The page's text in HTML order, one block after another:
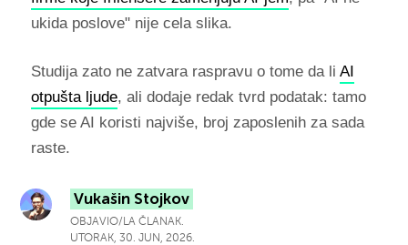
ukida poslove" nije cela slika.
Studija zato ne zatvara raspravu o tome da li AI
otpušta ljude, ali dodaje redak tvrd podatak: tamo
gde se AI koristi najviše, broj zaposlenih za sada
raste.
Vukašin Stojkov
OBJAVIO/LA ČLANAK.
UTORAK, 30. JUN, 2026.